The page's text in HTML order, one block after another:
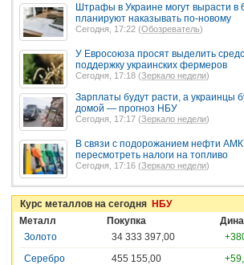
Штрафы в Украине могут вырасти в
планируют наказывать по-новому
Сегодня, 17:22 (Обозреватель)
У Евросоюза просят выделить
поддержку украинских фермеров
Сегодня, 17:18 (Зеркало недели)
Зарплаты будут расти, а украинцы
домой — прогноз НБУ
Сегодня, 17:17 (Зеркало недели)
В связи с подорожанием нефти
пересмотреть налоги на топливо
Сегодня, 17:16 (Зеркало недели)
Курс металлов на сегодня НБУ
Металл
Покупка
Золото
34 333 397,00
Серебро
455 155,00